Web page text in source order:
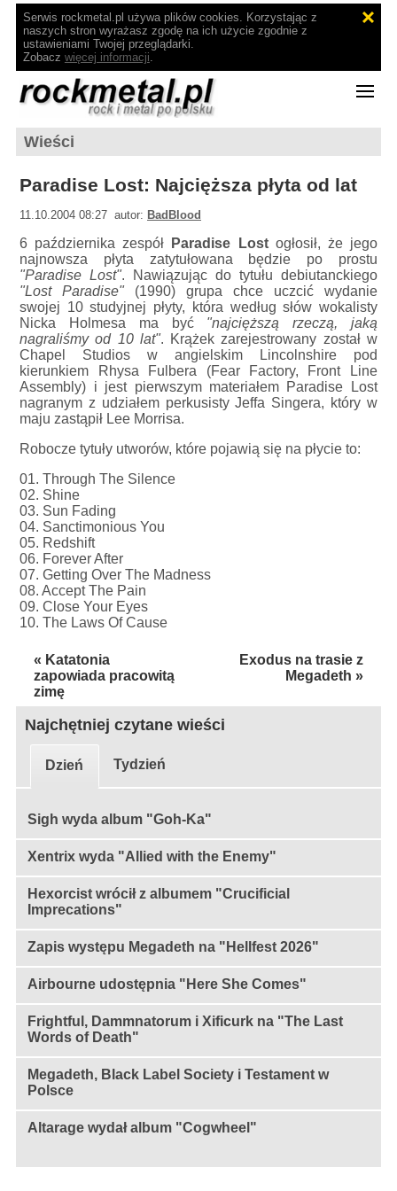
Serwis rockmetal.pl używa plików cookies. Korzystając z
naszych stron wyrażasz zgodę na ich użycie zgodnie z
ustawieniami Twojej przeglądarki.
Zobacz więcej informacji.
Wieści
Paradise Lost: Najcięższa płyta od lat
11.10.2004 08:27 autor: BadBlood
6 października zespół Paradise Lostogłosił, że jego
najnowsza płyta zatytułowana będzie po prostu
"Paradise Lost". Nawiązując do tytułu debiutanckiego
"Lost Paradise"(1990) grupa chce uczcić wydanie
swojej 10 studyjnej płyty, która według słów wokalisty
Nicka Holmesa ma być "najcięższą rzeczą, jaką
nagraliśmy od 10 lat". Krążek zarejestrowany został w
Chapel Studios w angielskim Lincolnshire pod
kierunkiem Rhysa Fulbera (Fear Factory, Front Line
Assembly) i jest pierwszym materiałem Paradise Lost
nagranym z udziałem perkusisty Jeffa Singera, który w
maju zastąpił Lee Morrisa.
Robocze tytuły utworów, które pojawią się na płycie to:
01. Through The Silence
02. Shine
03. Sun Fading
04. Sanctimonious You
05. Redshift
06. Forever After
07. Getting Over The Madness
08. Accept The Pain
09. Close Your Eyes
10. The Laws Of Cause
« Katatonia
zapowiada pracowitą
zimę
Exodus na trasie z
Megadeth »
Najchętniej czytane wieści
Dzień Tydzień
Sigh wyda album "Goh-Ka"
Xentrix wyda "Allied with the Enemy"
Hexorcist wrócił z albumem "Crucificial
Imprecations"
Zapis występu Megadeth na "Hellfest 2026"
Airbourne udostępnia "Here She Comes"
Frightful, Dammnatorum i Xificurk na "The Last
Words of Death"
Megadeth, Black Label Society i Testament w
Polsce
Altarage wydał album "Cogwheel"